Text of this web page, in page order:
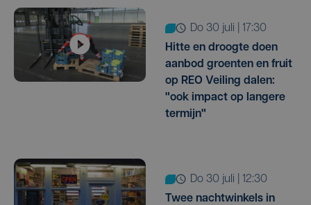
do 30 juli | 17:30
Hitte en droogte doen
aanbod groenten en fruit
op REO Veiling dalen:
"ook impact op langere
termijn"
do 30 juli | 12:30
Twee nachtwinkels in